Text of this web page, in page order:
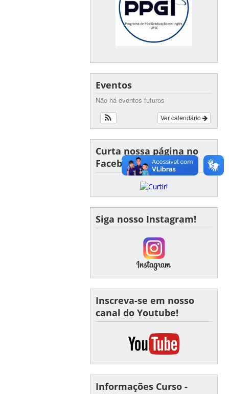
Eventos
Não há eventos futuros
Ver calendário
Curta nossa página no
Facebook!
Siga nosso Instagram!
Inscreva-se em nosso
canal do Youtube!
Informações Curso -